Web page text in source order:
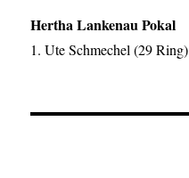
Hertha Lankenau Pokal
1. Ute Schmechel (29 Ring)